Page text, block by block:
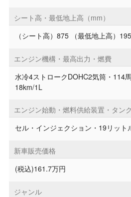
シート高・最低地上高（mm）
（シート高）875 （最低地上高）195
エンジン機構・最高出力・燃費
水冷4ストロークDOHC2気筒・114
18km/1L
エンジン始動・燃料供給装置・タン
セル・インジェクション・19リット
新車販売価格
(税込)161.7万円
ジャンル